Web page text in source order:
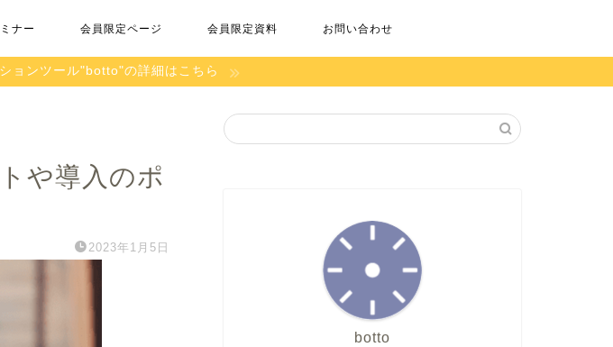
ナー 会員限定ページ 会員限定資料 お問い合わせ
ョンツール"botto"の詳細はこちら
や導入のポ
2023年1月5日
botto